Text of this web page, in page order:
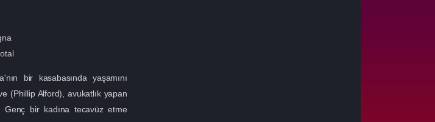
bir kasabasında yaşamını
(Phillip Alford), avukatlık yapan
Genç bir kadına tecavüz etme